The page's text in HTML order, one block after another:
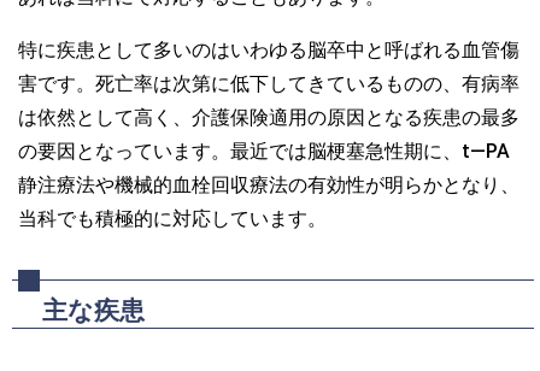
特に疾患として多いのはいわゆる脳卒中と呼ばれる血管傷
害です。死亡率は次第に低下してきているものの、有病率
は依然として高く、介護保険適用の原因となる疾患の最多
の要因となっています。最近では脳梗塞急性期に、t―PA
静注療法や機械的血栓回収療法の有効性が明らかとなり、
当科でも積極的に対応しています。
主な疾患